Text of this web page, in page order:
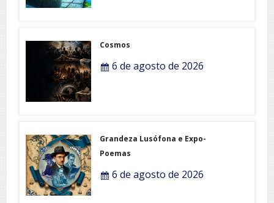
Cosmos
6 de agosto de 2026
Grandeza Lusófona e Expo-
Poemas
6 de agosto de 2026